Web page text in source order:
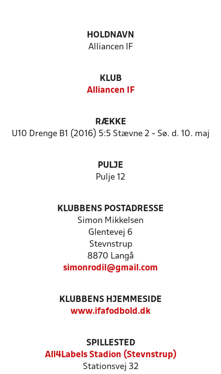
HOLDNAVN
Alliancen IF
KLUB
Alliancen IF
RÆKKE
U10 Drenge B1 (2016) 5:5 Stævne 2 - Sø. d. 10. maj
PULJE
Pulje 12
KLUBBENS POSTADRESSE
Simon Mikkelsen
Glentevej 6
Stevnstrup
8870 Langå
simonrodil@gmail.com
KLUBBENS HJEMMESIDE
www.ifafodbold.dk
SPILLESTED
All4Labels Stadion (Stevnstrup)
Stationsvej 32